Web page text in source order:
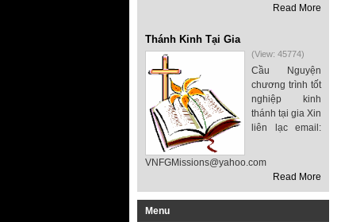
Read More
Thánh Kinh Tại Gia
(View: 45774)
Cầu Nguyện
chương trình tốt
nghiệp kinh
thánh tại gia Xin
liên lạc email:
VNFGMissions@yahoo.com
Read More
Menu